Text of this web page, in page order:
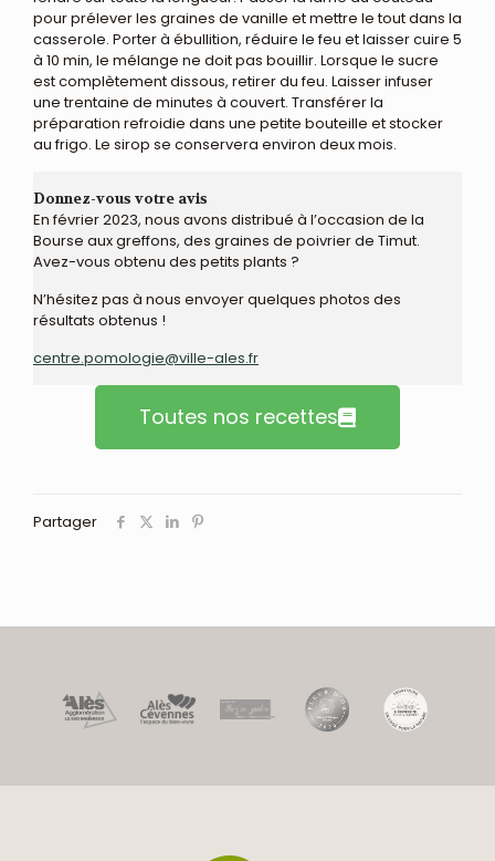
pour prélever les graines de vanille et mettre le tout dans la
casserole. Porter à ébullition, réduire le feu et laisser cuire 5
à 10 min, le mélange ne doit pas bouillir. Lorsque le sucre
est complètement dissous, retirer du feu. Laisser infuser
une trentaine de minutes à couvert. Transférer la
préparation refroidie dans une petite bouteille et stocker
au frigo. Le sirop se conservera environ deux mois.
Donnez-vous votre avis
En février 2023, nous avons distribué à l’occasion de la
Bourse aux greffons, des graines de poivrier de Timut.
Avez-vous obtenu des petits plants ?
N’hésitez pas à nous envoyer quelques photos des
résultats obtenus !
centre.pomologie@ville-ales.fr
Toutes nos recettes
Partager